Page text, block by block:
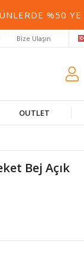
YE VARAN
Bize Ulaşın
OUTLET
Bej Açık